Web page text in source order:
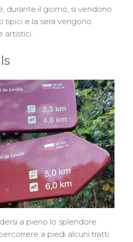
durante il giorno, si vendono
tipici e la sera vengono
artistici.
a pieno lo splendore
a piedi alcuni tratti